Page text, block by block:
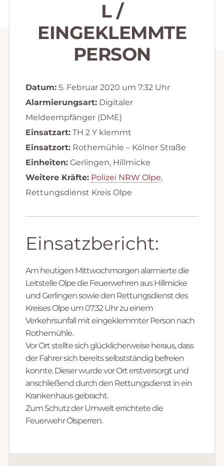
L /
EINGEKLEMMTE
PERSON
Datum:5. Februar 2020 um 7:32 Uhr
Alarmierungsart:Digitaler
Meldeempfänger (DME)
Einsatzart:TH 2 Y klemmt
Einsatzort:Rothemühle – Kölner Straße
Einheiten:Gerlingen, Hillmicke
Weitere Kräfte: Polizei NRW Olpe,
Rettungsdienst Kreis Olpe
Einsatzbericht:
Am heutigen Mittwochmorgen alarmierte die
Leitstelle Olpe die Feuerwehren aus Hillmicke
und Gerlingen sowie den Rettungsdienst des
Kreises Olpe um 07:32 Uhr zu einem
Verkehrsunfall mit eingeklemmter Person nach
Rothemühle.
Vor Ort stellte sich glücklicherweise heraus, dass
der Fahrer sich bereits selbstständig befreien
konnte. Dieser wurde vor Ort erstversorgt und
anschließend durch den Rettungsdienst in ein
Krankenhaus gebracht.
Zum Schutz der Umwelt errichtete die
Feuerwehr Ölsperren.